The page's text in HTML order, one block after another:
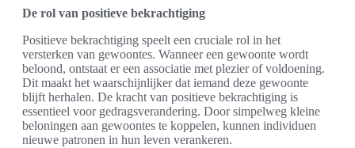
De rol van positieve bekrachtiging
Positieve bekrachtiging speelt een cruciale rol in het
versterken van gewoontes. Wanneer een gewoonte wordt
beloond, ontstaat er een associatie met plezier of voldoening.
Dit maakt het waarschijnlijker dat iemand deze gewoonte
blijft herhalen. De kracht van positieve bekrachtiging is
essentieel voor gedragsverandering. Door simpelweg kleine
beloningen aan gewoontes te koppelen, kunnen individuen
nieuwe patronen in hun leven verankeren.